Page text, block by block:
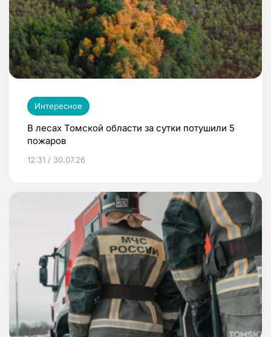
Интересное
В лесах Томской области за сутки потушили 5
пожаров
12:31 / 30.07.26